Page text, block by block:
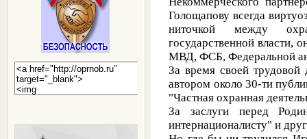
Голощапову всегда
ниточкой между
государственной власти,
МВД, ФСБ, Федеральной
За время своей трудовой
автором около 30-ти
"Частная охранная
За заслуги перед
интернационалисту" и